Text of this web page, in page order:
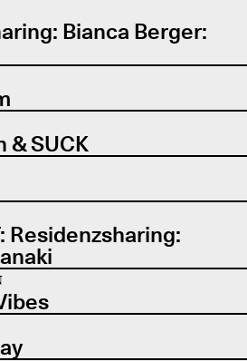
Bianca Berger:
& SUCK
Residenzsharing: